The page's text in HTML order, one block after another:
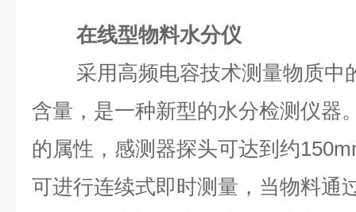
在线型物料水分仪
采用高频电容技术测量物质中
含量，是一种新型的水分检测仪器
的属性，感测器探头可达到约
可进行连续式即时测量，当物料通